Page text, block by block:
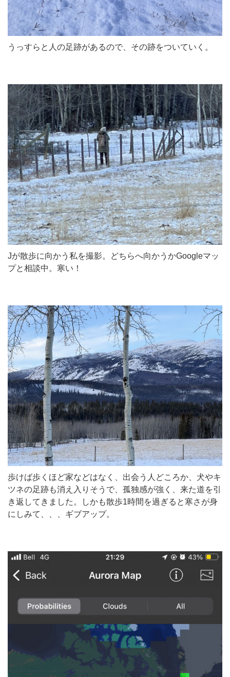
うっすらと人の足跡があるので、その跡をついていく。
Jが散歩に向かう私を撮影。どちらへ向かうかGoogleマッ
プと相談中。寒い！
歩けば歩くほど家などはなく、出会う人どころか、犬やキ
ツネの足跡も消え入りそうで、孤独感が強く、来た道を引
き返してきました。しかも散歩1時間を過ぎると寒さが身
にしみて、、、ギブアップ。